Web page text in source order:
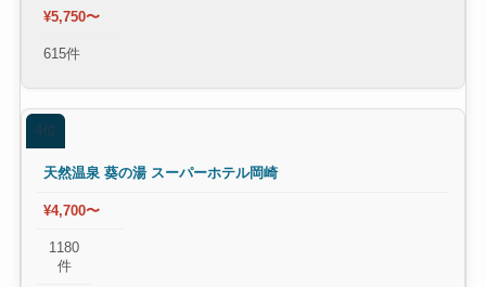
¥5,750〜
615件
4位
天然温泉 葵の湯 スーパーホテル岡崎
¥4,700〜
1180
件